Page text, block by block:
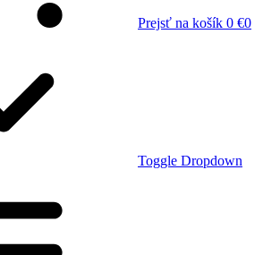
Prejsť na košík 0 €0
Toggle Dropdown